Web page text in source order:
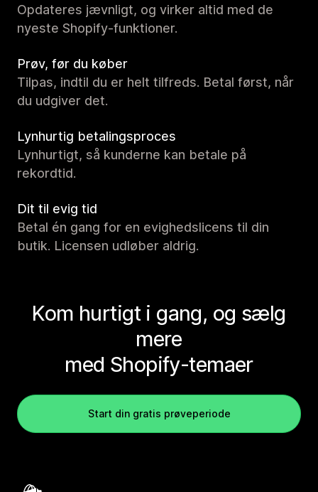
Opdateres jævnligt, og virker altid med de
nyeste Shopify-funktioner.
Prøv, før du køber
Tilpas, indtil du er helt tilfreds. Betal først, når
du udgiver det.
Lynhurtig betalingsproces
Lynhurtigt, så kunderne kan betale på
rekordtid.
Dit til evig tid
Betal én gang for en evighedslicens til din
butik. Licensen udløber aldrig.
Kom hurtigt i gang, og sælg
mere
med Shopify-temaer
Start din gratis prøveperiode